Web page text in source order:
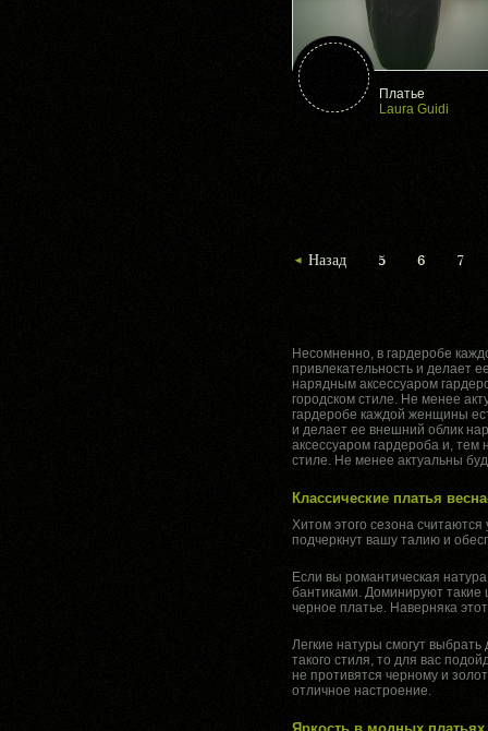
Платье
Laura Guidi
Назад 5 6 7
Несомненно, в гардеробе
привлекательность и делает
нарядным аксессуаром
городском стиле. Не менее
гардеробе каждой женщины
и делает ее внешний облик
аксессуаром гардероба и, тем
стиле. Не менее актуальны
Классические платья
Хитом этого сезона
подчеркнут вашу талию и
Если вы романтическая
бантиками. Доминируют такие
черное платье. Наверняка
Легкие натуры смогут
такого стиля, то для вас
не противятся черному и
отличное настроение.